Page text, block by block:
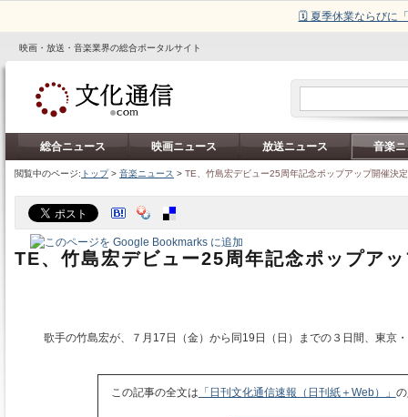
🗓️ 夏季休業ならびに
映画・放送・音楽業界の総合ポータルサイト
総合ニュース 映画ニュース 放送ニュース 音楽
閲覧中のページ: トップ> 音楽ニュース > TE、竹島宏デビュー25周年記念ポップアップ開催決定
TE、竹島宏デビュー25周年記念ポップア
歌手の竹島宏が、７月17日（金）から同19日（日）までの３日間、東京
この記事の全文は 「日刊文化通信速報（日刊紙＋Web）」